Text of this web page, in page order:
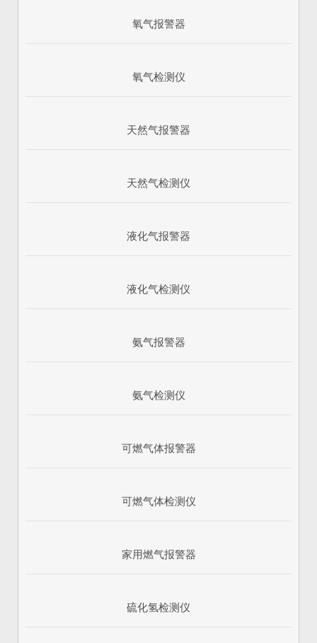
氧气报警器
氧气检测仪
天然气报警器
天然气检测仪
液化气报警器
液化气检测仪
氨气报警器
氨气检测仪
可燃气体报警器
可燃气体检测仪
家用燃气报警器
硫化氢检测仪